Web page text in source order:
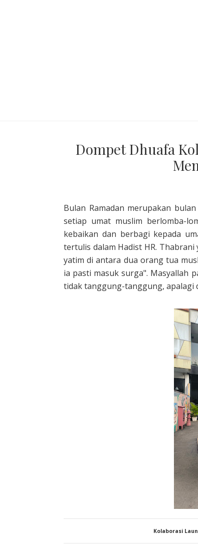
Dompet Dhuafa
Bulan Ramadan merupakan
setiap umat muslim berlomba-
kebaikan dan berbagi kepada
tertulis dalam Hadist HR.
yatim di antara dua orang tua
ia pasti masuk surga". Masyallah
tidak tanggung-tanggung, apalagi
Kolaborasi